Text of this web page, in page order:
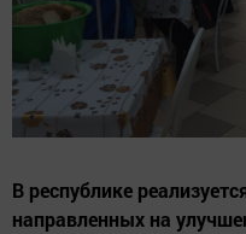
В республике
направленных на